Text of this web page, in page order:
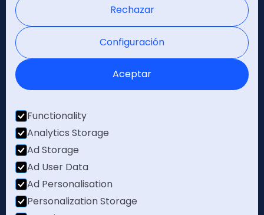
Certificaciones
Rechazar
Configuración
Aceptar
Functionality
Analytics Storage
Ad Storage
Ad User Data
Ad Personalisation
Personalization Storage